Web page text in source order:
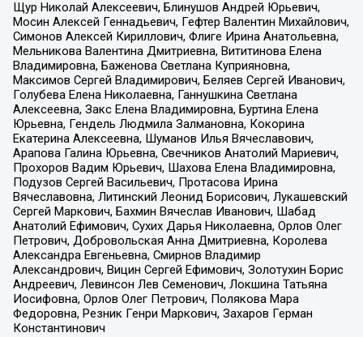
Щур Николай Алексеевич, Блинушов Андрей Юрьевич,
Мосин Алексей Геннадьевич, Гефтер Валентин Михайлович,
Симонов Алексей Кириллович, Флиге Ирина Анатольевна,
Мельникова Валентина Дмитриевна, Вититинова Елена
Владимировна, Баженова Светлана Куприяновна,
Максимов Сергей Владимирович, Беляев Сергей Иванович,
Голубева Елена Николаевна, Ганнушкина Светлана
Алексеевна, Закс Елена Владимировна, Буртина Елена
Юрьевна, Гендель Людмила Залмановна, Кокорина
Екатерина Алексеевна, Шуманов Илья Вячеславович,
Арапова Галина Юрьевна, Свечников Анатолий Мариевич,
Прохоров Вадим Юрьевич, Шахова Елена Владимировна,
Подузов Сергей Васильевич, Протасова Ирина
Вячеславовна, Литинский Леонид Борисович, Лукашевский
Сергей Маркович, Бахмин Вячеслав Иванович, Шабад
Анатолий Ефимович, Сухих Дарья Николаевна, Орлов Олег
Петрович, Добровольская Анна Дмитриевна, Королева
Александра Евгеньевна, Смирнов Владимир
Александрович, Вицин Сергей Ефимович, Золотухин Борис
Андреевич, Левинсон Лев Семенович, Локшина Татьяна
Иосифовна, Орлов Олег Петрович, Полякова Мара
Федоровна, Резник Генри Маркович, Захаров Герман
Константинович